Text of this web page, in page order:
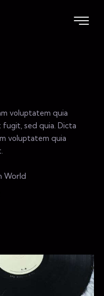
voluptatem quia
sed quia. Dicta
voluptatem quia
World